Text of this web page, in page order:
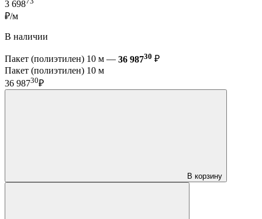
3 698
₽/м
В наличии
Пакет (полиэтилен) 10 м — 36 98730 ₽
Пакет (полиэтилен) 10 м
36 98730₽
В корзину